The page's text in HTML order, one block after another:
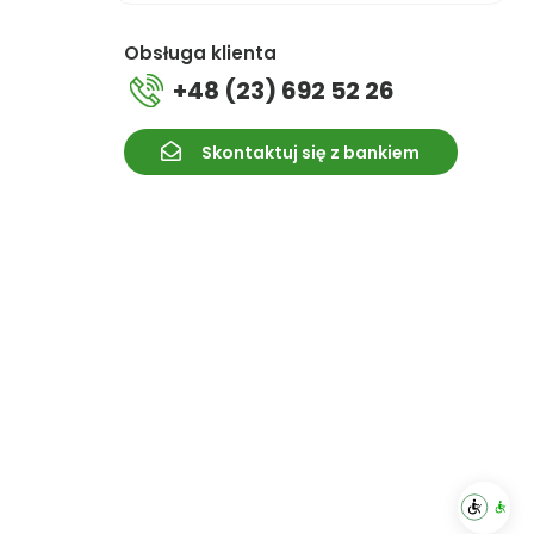
Obsługa klienta
+48 (23) 692 52 26
Skontaktuj się z bankiem